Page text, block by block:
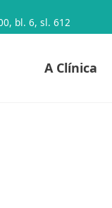
bl. 6, sl. 612
para o início
A Clínica